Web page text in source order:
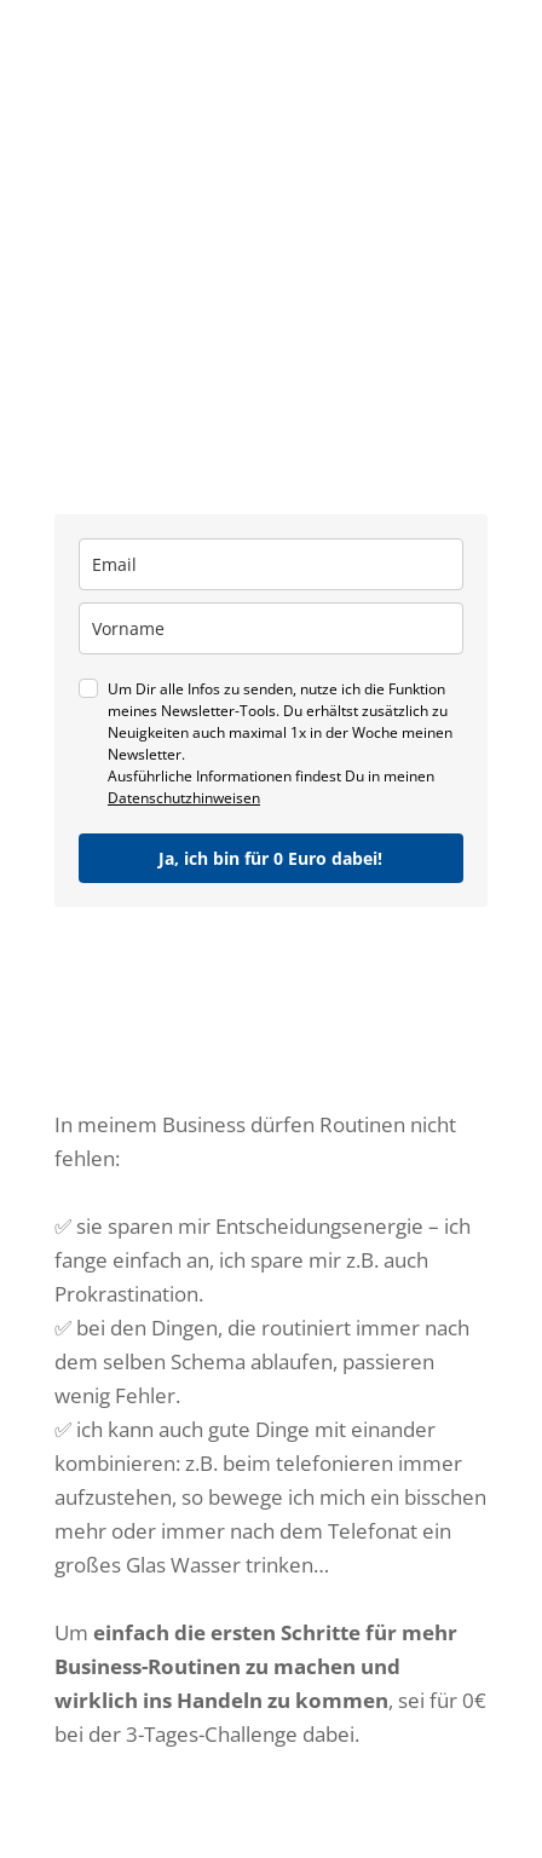
Um Dir alle Infos zu senden, nutze ich die Funktion
meines Newsletter-Tools. Du erhältst zusätzlich zu
Neuigkeiten auch maximal 1x in der Woche meinen
Newsletter.
Ausführliche Informationen findest Du in meinen
Datenschutzhinweisen
Ja, ich bin für 0 Euro dabei!
In meinem Business dürfen Routinen nicht
fehlen:
✅ sie sparen mir Entscheidungsenergie – ich
fange einfach an, ich spare mir z.B. auch
Prokrastination.
✅ bei den Dingen, die routiniert immer nach
dem selben Schema ablaufen, passieren
wenig Fehler.
✅ ich kann auch gute Dinge mit einander
kombinieren: z.B. beim telefonieren immer
aufzustehen, so bewege ich mich ein bisschen
mehr oder immer nach dem Telefonat ein
großes Glas Wasser trinken…
Um einfach die ersten Schritte für mehr
Business-Routinen zu machen und
wirklich ins Handeln zu kommen, sei für 0€
bei der 3-Tages-Challenge dabei.